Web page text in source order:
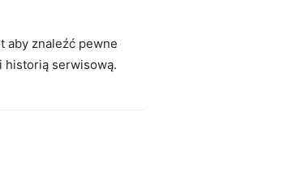
aby znaleźć pewne
historią serwisową.